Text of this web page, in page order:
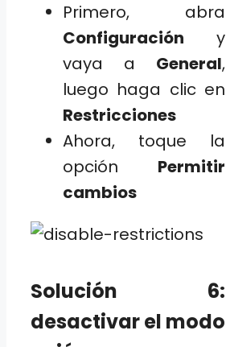
Primero, abra
Configuracióny
vaya a General,
luego haga clic en
Restricciones
Ahora, toque la
opción Permitir
cambios
Solución 6:
desactivar el modo